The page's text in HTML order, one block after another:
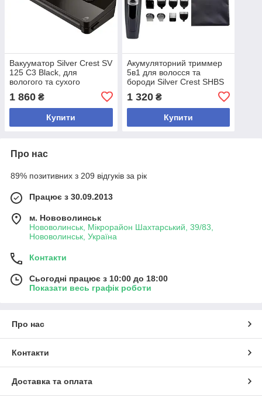
Вакууматор Silver Crest SV
125 C3 Black, для
вологого та сухого
Soft, зварювання пакетів,
рулон плівки 3 м
1 860 ₴
Купити
Акумуляторний триммер
5в1 для волосся та
бороди Silver Crest SHBS
1 320₴
Купити
Про нас
89% позитивних з 209 відгуків за рік
Працює з 30.09.2013
м. Нововолинськ
Нововолинськ, Мікрорайон Шахтарський, 39/83,
Нововолинськ, Україна
Контакти
Сьогодні працює з 10:00 до 18:00
Показати весь графік роботи
Про нас
Контакти
Доставка та оплата